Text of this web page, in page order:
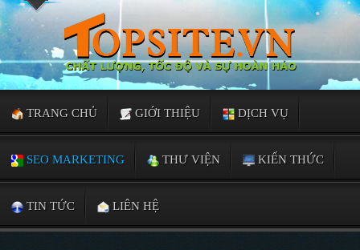
TRANG CHỦ GIỚI THIỆU DỊCH VỤ
SEO MARKETING THƯ VIỆN KIẾN THỨC
TIN TỨC LIÊN HỆ